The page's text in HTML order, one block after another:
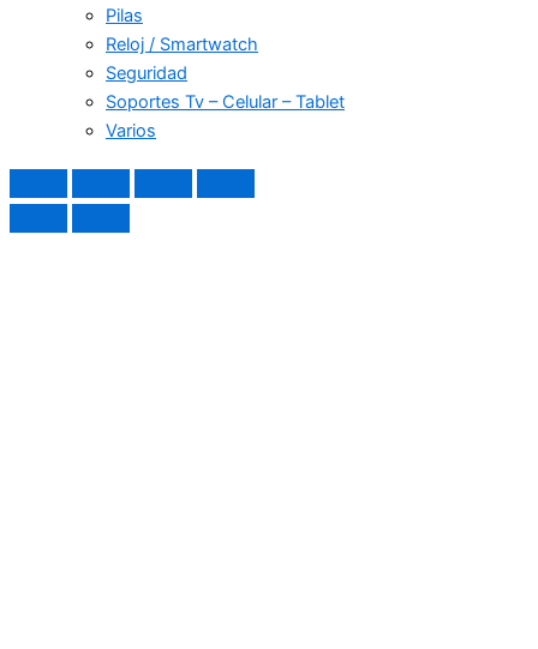
Pilas
Reloj / Smartwatch
Seguridad
Soportes Tv – Celular – Tablet
Varios